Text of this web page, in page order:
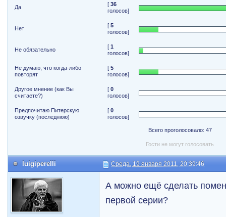
Да [36
голосов]
Нет [5
голосов]
Не обязательно [1
голосов]
Не думаю, что когда-либо
повторят
[5
голосов]
Другое мнение (как Вы
считаете?)
[0
голосов]
Предпочитаю Питерскую
озвучку (последнюю)
[0
голосов]
Всего проголосовало: 47
Гости не могут голосовать
luigiperelli Среда, 19 января 2011, 20:39:46
А можно ещё сделать
первой серии?